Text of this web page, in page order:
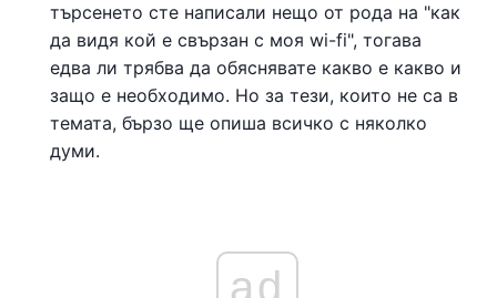
търсенето сте написали нещо от рода на "как
да видя кой е свързан с моя wi-fi", тогава
едва ли трябва да обяснявате какво е какво и
защо е необходимо. Но за тези, които не са в
темата, бързо ще опиша всичко с няколко
думи.
ad